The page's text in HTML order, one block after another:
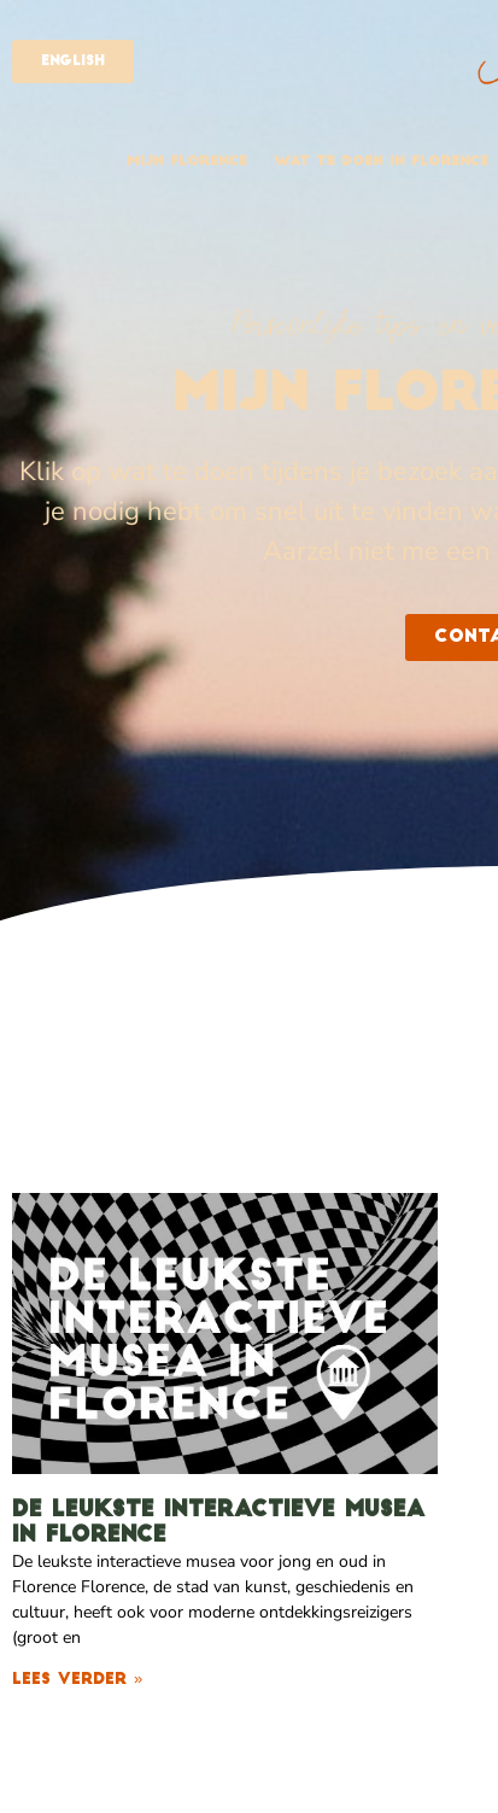
English
Mijn Florence Wat Te Doen In Florence
Persoonlijke tips en
MIJN
Klik op wat te doen tijdens je bezoek
je nodig hebt om snel uit te vinden
Aarzel niet me
De leukste interactieve musea
in Florence
De leukste interactieve musea voor jong en oud in
Florence Florence, de stad van kunst, geschiedenis en
cultuur, heeft ook voor moderne ontdekkingsreizigers
(groot en
Lees verder »